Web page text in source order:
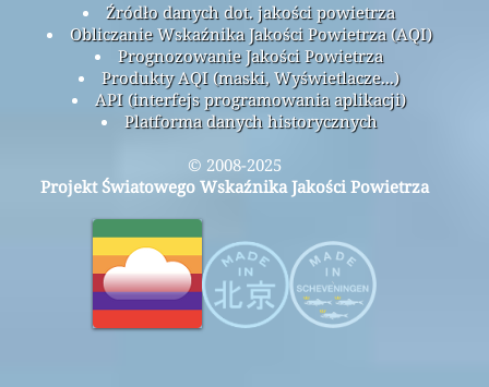
Źródło danych dot. jakości powietrza
Obliczanie Wskaźnika Jakości Powietrza (AQI)
Prognozowanie Jakości Powietrza
Produkty AQI (maski, Wyświetlacze...)
API (interfejs programowania aplikacji)
Platforma danych historycznych
© 2008-2025
Projekt Światowego Wskaźnika Jakości Powietrza